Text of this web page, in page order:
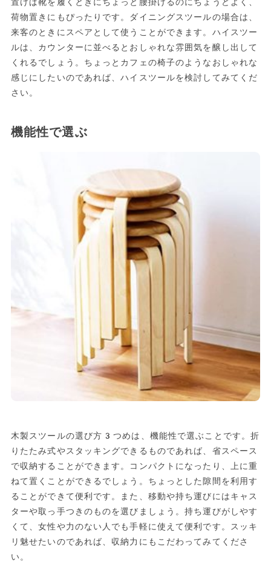
荷物置きにもぴったりです。ダイニングスツールの場合は、
来客のときにスペアとして使うことができます。ハイスツー
ルは、カウンターに並べるとおしゃれな雰囲気を醸し出して
くれるでしょう。ちょっとカフェの椅子のようなおしゃれな
感じにしたいのであれば、ハイスツールを検討してみてくだ
さい。
機能性で選ぶ
木製スツールの選び方3つめは、機能性で選ぶことです。折
りたたみ式やスタッキングできるものであれば、省スペース
で収納することができます。コンパクトになったり、上に重
ねて置くことができるでしょう。ちょっとした隙間を利用す
ることができて便利です。また、移動や持ち運びにはキャス
ターや取っ手つきのものを選びましょう。持ち運びがしやす
くて、女性や力のない人でも手軽に使えて便利です。スッキ
リ魅せたいのであれば、収納力にもこだわってみてくださ
い。